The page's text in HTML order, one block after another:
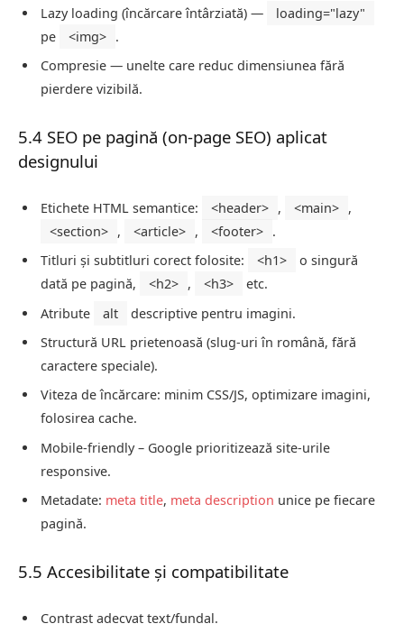
Lazy loading (încărcare întârziată) —
loading="lazy"
pe
<img> .
Compresie — unelte care reduc dimensiunea fără
pierdere vizibilă.
5.4 SEO pe pagină (on‑page SEO) aplicat
designului
Etichete HTML semantice: <header> , <main> ,
<section> , <article> , <footer> .
Titluri și subtitluri corect folosite:
<h1>
o singură
dată pe pagină,
<h2> , <h3>
etc.
Atribute
alt
descriptive pentru imagini.
Structură URL prietenoasă (slug-uri în română, fără
caractere speciale).
Viteza de încărcare: minim CSS/JS, optimizare imagini,
folosirea cache.
Mobile-friendly – Google prioritizează site-urile
responsive.
Metadate: meta title, meta description unice pe fiecare
pagină.
5.5 Accesibilitate și compatibilitate
Contrast adecvat text/fundal.